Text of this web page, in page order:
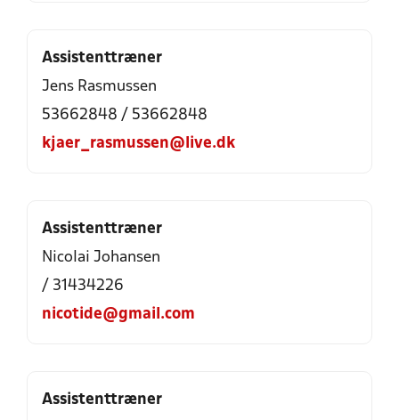
Assistenttræner
Jens Rasmussen
53662848 / 53662848
kjaer_rasmussen@live.dk
Assistenttræner
Nicolai Johansen
/ 31434226
nicotide@gmail.com
Assistenttræner